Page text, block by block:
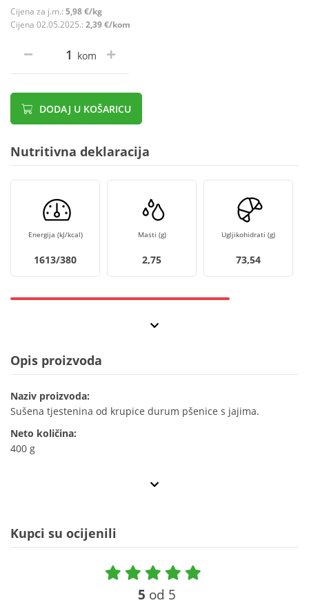
Cijena za j.m.: 5,98 €/kg
Cijena 02.05.2025.: 2,39 €/kom
kom
DODAJ U KOŠARICU
Nutritivna deklaracija
Energija (kJ/kcal)
1613/380
Masti (g)
2,75
Ugljikohidrati (g)
73,54
Opis proizvoda
Naziv proizvoda:
Sušena tjestenina od krupice durum pšenice s jajima.
Neto količina:
400 g
Kupci su ocijenili
5 od 5